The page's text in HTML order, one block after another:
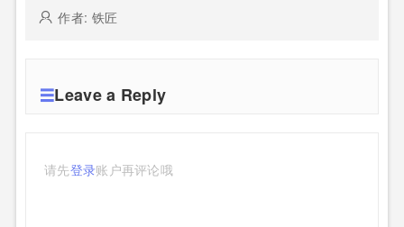
作者: 铁匠
Leave a Reply
请先登录账户再评论哦